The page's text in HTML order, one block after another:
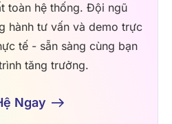
toàn hệ thống. Đội ngũ
hành tư vấn và demo trực
tế - sẵn sàng cùng bạn
tăng trưởng.
Ngay